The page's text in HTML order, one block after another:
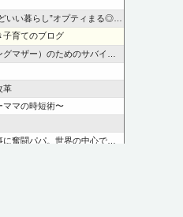
い暮らし”オプティまる◎手帖
子育てのブログ
ー）のためのサバイバル作戦 -
革
ママの時短術〜
パパ。世界の中心でオムツ交換する